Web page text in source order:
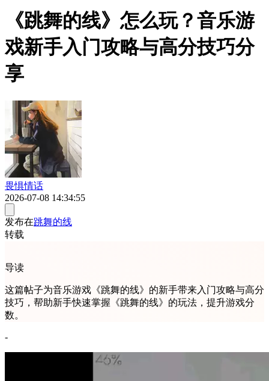
《跳舞的线》怎么玩？音乐游
戏新手入门攻略与高分技巧分
享
畏惧情话
2026-07-08 14:34:55
发布在跳舞的线
转载
导读
这篇帖子为音乐游戏《跳舞的线》的新手带来入门攻略与高分
技巧，帮助新手快速掌握《跳舞的线》的玩法，提升游戏分
数。
-